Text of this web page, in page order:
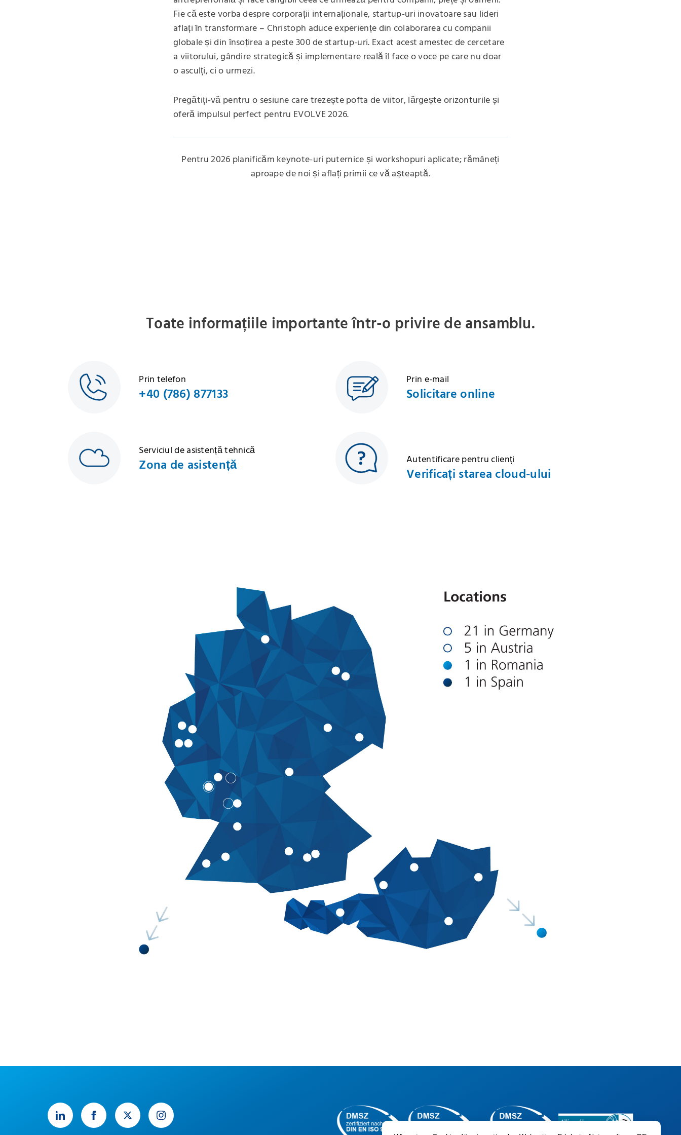
Fie că este vorba despre corporații internaționale, startup-uri inovatoare sau lideri
aflați în transformare – Christoph aduce experiențe din colaborarea cu companii
globale și din însoțirea a peste 300 de startup-uri. Exact acest amestec de cercetare
a viitorului, gândire strategică și implementare reală îl face o voce pe care nu doar
o asculți, ci o urmezi.
Pregătiți-vă pentru o sesiune care trezește pofta de viitor, lărgește orizonturile și
oferă impulsul perfect pentru EVOLVE 2026.
Pentru 2026 planificăm keynote-uri puternice și workshopuri aplicate; rămâneți
aproape de noi și aflați primii ce vă așteaptă.
Toate informațiile importante într-o privire de ansamblu.
Prin telefon
+40 (786) 877133
Prin e-mail
Solicitare online
Serviciul de asistență tehnică
Zona de asistență Autentificare pentru clienți
Verificați starea cloud-ului